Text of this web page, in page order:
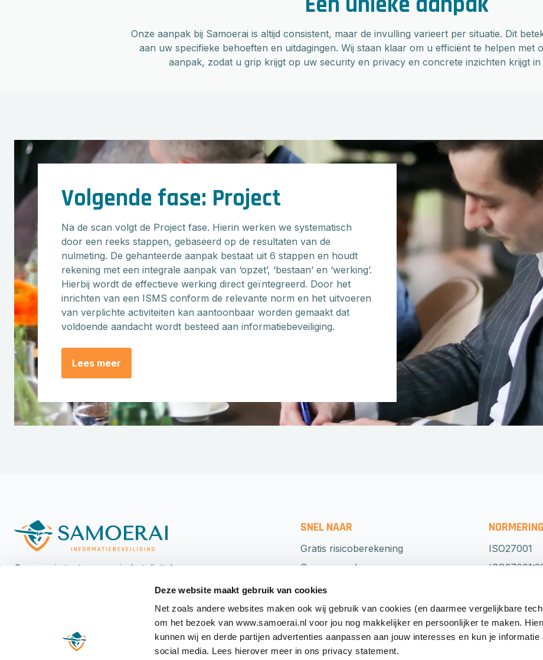
Deze website maakt gebruik van cookies
Net zoals andere websites maken ook wij gebruik van cookies (en daarmee vergelijkbare
om het bezoek van www.samoerai.nl voor jou nog makkelijker en persoonlijker te maken.
kunnen wij en derde partijen advertenties aanpassen aan jouw interesses en kun je informatie
social media. Lees hierover meer in ons privacy statement.
Onze aanpak bij Samoerai is altijd consistent, maar de invulling varieert per situatie. Dit
aan uw specifieke behoeften en uitdagingen. Wij staan klaar om u efficiënt te helpen met
aanpak, zodat u grip krijgt op uw security en privacy en concrete inzichten krijgt in
Volgende fase: Project
Na de scan volgt de Project fase. Hierin werken we systematisch
door een reeks stappen, gebaseerd op de resultaten van de
nulmeting. De gehanteerde aanpak bestaat uit 6 stappen en houdt
rekening met een integrale aanpak van ‘opzet’, ‘bestaan’ en ‘werking’.
Hierbij wordt de effectieve werking direct geïntegreerd. Door het
inrichten van een ISMS conform de relevante norm en het uitvoeren
van verplichte activiteiten kan aantoonbaar worden gemaakt dat
voldoende aandacht wordt besteed aan informatiebeveiliging.
Lees meer
Samoerai staat voorop in het digitale
voor informatiebeveiliging, versterkt door
hands-on verandermanagement.
SNEL NAAR
Gratis risicoberekening
Onze aanpak
Normeringen
Detachering
Grip op security
Diensten
ISO27001
BIO
ISO22301
ISO27701